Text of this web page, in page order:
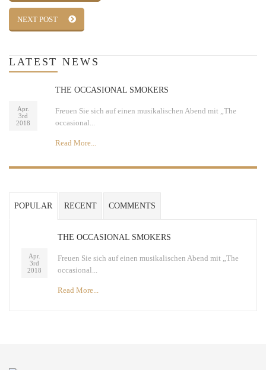
NEXT POST
LATEST NEWS
Apr.
3rd
2018
THE OCCASIONAL SMOKERS
Freuen Sie sich auf einen musikalischen Abend mit „The
occasional...
Read More...
POPULAR RECENT COMMENTS
Apr.
3rd
2018
THE OCCASIONAL SMOKERS
Freuen Sie sich auf einen musikalischen Abend mit „The
occasional...
Read More...